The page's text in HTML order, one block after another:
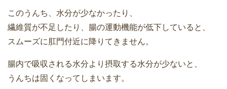
このうんち、水分が少なかったり、
繊維質が不足したり、腸の運動機能が低下していると、
スムーズに肛門付近に降りてきません。
腸内で吸収される水分より摂取する水分が少ないと、
うんちは固くなってしまいます。